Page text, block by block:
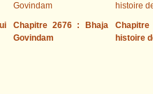
Chapitre 2676 : Bhaja
Govindam
histoire